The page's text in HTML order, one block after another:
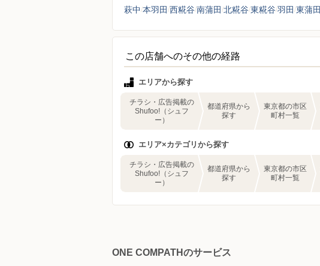
萩中 本羽田 西糀谷 南蒲田 北糀谷 東糀谷 羽田 東蒲田
この店舗へのその他の経路
エリアから探す
チラシ・広告掲載の
Shufoo!（シュフ
ー）
都道府県から
探す
東京都の市区
町村一覧
エリア×カテゴリから探す
チラシ・広告掲載の
Shufoo!（シュフ
ー）
都道府県から
探す
東京都の市区
町村一覧
ONE COMPATHのサービス